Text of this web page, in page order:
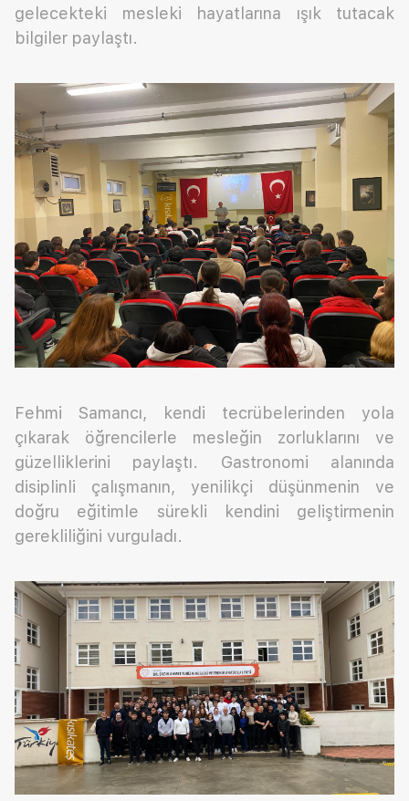
gelecekteki mesleki hayatlarına ışık tutacak
bilgiler paylaştı.
Fehmi Samancı, kendi tecrübelerinden yola
çıkarak öğrencilerle mesleğin zorluklarını ve
güzelliklerini paylaştı. Gastronomi alanında
disiplinli çalışmanın, yenilikçi düşünmenin ve
doğru eğitimle sürekli kendini geliştirmenin
gerekliliğini vurguladı.